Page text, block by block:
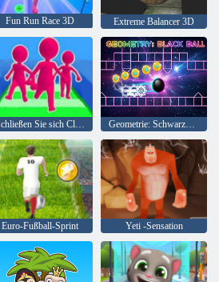
Fun Run Race 3D Extreme Balancer 3D
Schließen Sie sich Clash 3D an Geometrie: Schwarze Kugel
Euro-Fußball-Sprint Yeti -Sensation